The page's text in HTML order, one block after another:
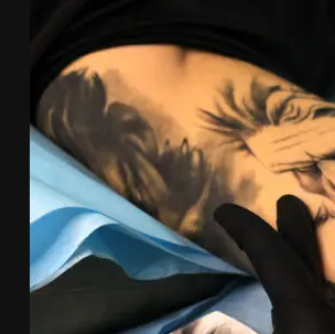
Истината
болката
и
какво
да
очаквате.